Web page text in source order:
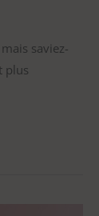
saviez-
plus